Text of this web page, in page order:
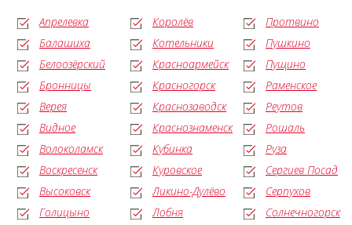
Апрелевка
Балашиха
Белоозёрский
Бронницы
Верея
Видное
Волоколамск
Воскресенск
Высоковск
Голицыно
Королёв
Котельники
Красноармейск
Красногорск
Краснозаводск
Краснознаменск
Кубинка
Куровское
Ликино-Дулёво
Лобня
Протвино
Пушкино
Пущино
Раменское
Реутов
Рошаль
Руза
Сергиев Посад
Серпухов
Солнечногорск